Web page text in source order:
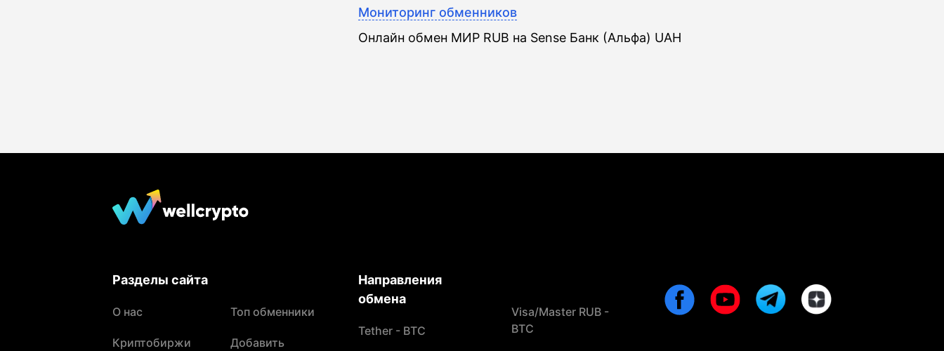
Мониторинг обменников
Онлайн обмен МИР RUB на Sense Банк (Альфа) UAH
Разделы сайта
О нас
Криптобиржи
Топ обменники
Добавить
Направления
обмена
Tether - BTC
Visa/Master RUB -
BTC